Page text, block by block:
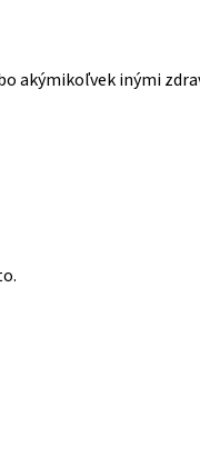
akýmikoľvek inými